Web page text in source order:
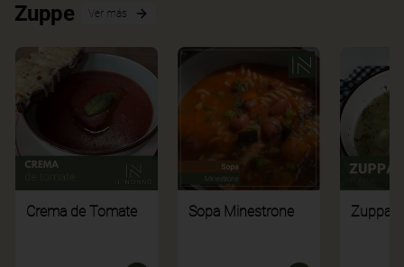
Zuppe Ver más
Crema de Tomate Sopa Minestrone Zuppa